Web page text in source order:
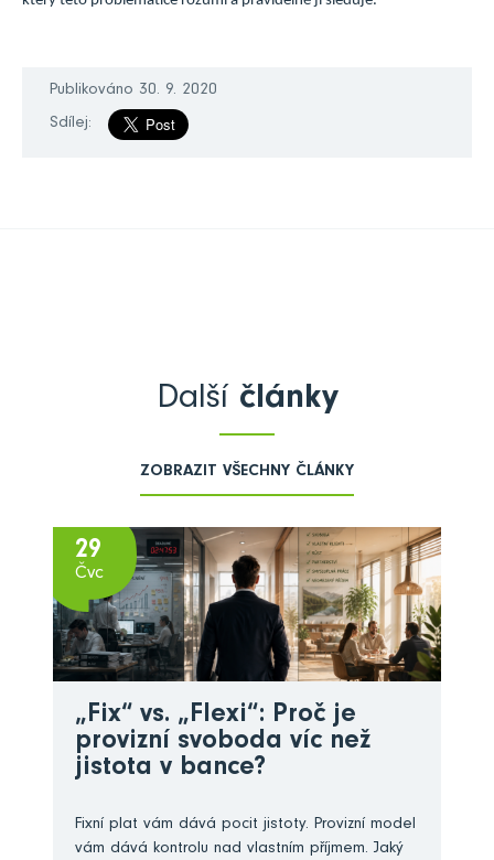
Publikováno 30. 9. 2020
Sdílej:
Další články
ZOBRAZIT VŠECHNY ČLÁNKY
29
Čvc
„Fix“ vs. „Flexi“: Proč je
provizní svoboda víc než
jistota v bance?
Fixní plat vám dává pocit jistoty. Provizní model
vám dává kontrolu nad vlastním příjmem. Jaký